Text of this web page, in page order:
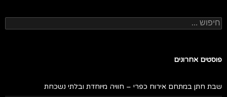
חיפוש:
פוסטים אחרונים
שבת חתן במתחם אירוח כפרי – חוויה מיוחדת ובלתי נשכחת